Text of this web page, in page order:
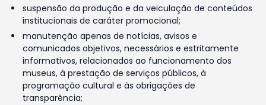
suspensão da produção e da veiculação de conteúdos
institucionais de caráter promocional;
manutenção apenas de notícias, avisos e
comunicados objetivos, necessários e estritamente
informativos, relacionados ao funcionamento dos
museus, à prestação de serviços públicos, à
programação cultural e às obrigações de
transparência;